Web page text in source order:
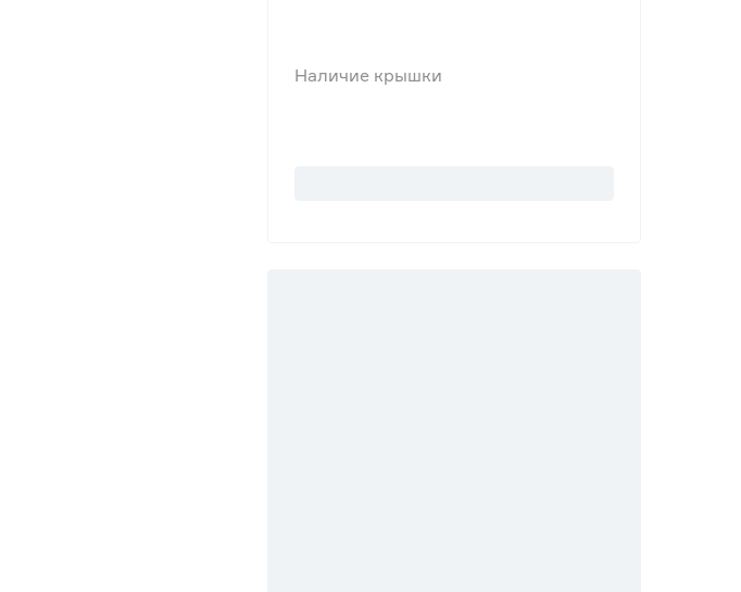
Наличие крышки